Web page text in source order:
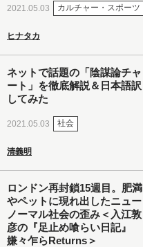
2021.05.03 カルチャー・スポーツ
ヒナタカ
ネットで話題の「陰謀論チャ
ート」を徹底解説＆日本語訳
してみた
2021.05.03 社会
清義明
ロンドン再封鎖15週目。肥満
やペットに現れ出したニュー
ノーマル社会の歪み＜入江敦
彦の『足止め喰らい日記』
嫌々乍らReturns＞